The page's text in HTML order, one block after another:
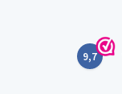
9,7